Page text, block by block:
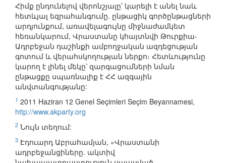
Հիմք ընդունելով վերոնշյալը՝ կարելի է անել նաև
հետևյալ եզրահանգումը. ընթացիկ գործընթացների
արդյունքում, առավելագույնը միջնաժամկետ
հեռանկարում, Վրաստանը կհայտնվի Թուրքիա-
Ադրբեջան դաշինքի ամբողջական ազդեցության
գոտում և վերահսկողության ներքո։ Հետևությունը
կարող է լինել մեկը՝ զարգացումների նման
ընթացքը սպառնալիք է ՀՀ ազգային
անվտանգությանը:
1 2011 Haziran 12 Genel Seçimleri Seçim Beyannamesi,
http://www.akparty.org
2 Նույն տեղում:
3 Էդուարդ Աբրահամյան, «Վրաստանի
ադրբեջանցիները. ակտիվ